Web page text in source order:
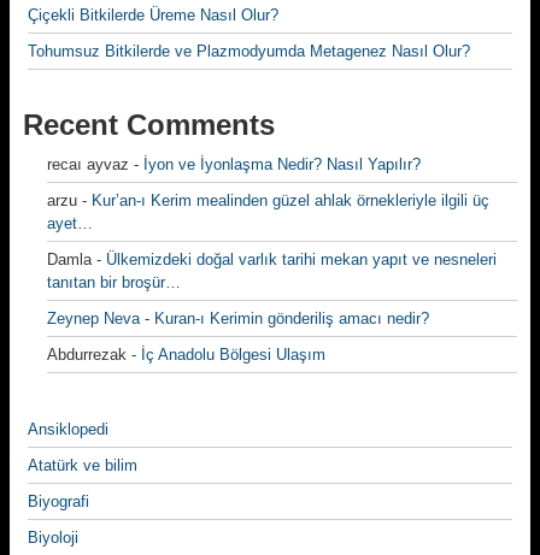
Çiçekli Bitkilerde Üreme Nasıl Olur?
Tohumsuz Bitkilerde ve Plazmodyumda Metagenez Nasıl Olur?
Recent Comments
recaı ayvaz - İyon ve İyonlaşma Nedir? Nasıl Yapılır?
arzu - Kur’an-ı Kerim mealinden güzel ahlak örnekleriyle ilgili üç
ayet…
Damla- Ülkemizdeki doğal varlık tarihi mekan yapıt ve nesneleri
tanıtan bir broşür…
Zeynep Neva- Kuran-ı Kerimin gönderiliş amacı nedir?
Abdurrezak - İç Anadolu Bölgesi Ulaşım
Ansiklopedi
Atatürk ve bilim
Biyografi
Biyoloji